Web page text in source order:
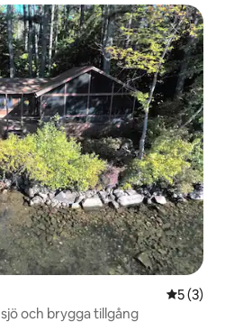
5 av 5 i
5 (3)
och brygga tillgång